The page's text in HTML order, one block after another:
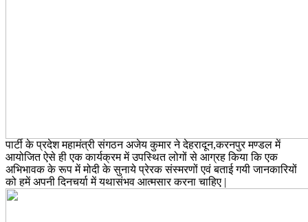
पार्टी के प्रदेश महामंत्री संगठन अजेय कुमार ने देहरादून,करनपुर मण्डल में
आयोजित ऐसे ही एक कार्यक्रम में उपस्थित लोगों से आग्रह किया कि एक
अभिभावक के रूप में मोदी के सुनाये प्रेरक संस्मरणों एवं बताई गयी जानकारियों
को हमें अपनी दिनचर्या में यथासंभव आत्मसार करना चाहिए |